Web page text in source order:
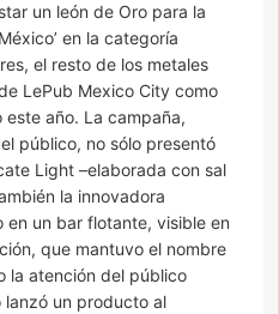
un león de Oro para la
en la categoría
el resto de los metales
LePub Mexico City como
año. La campaña,
público, no sólo presentó
Light –elaborada con sal
la innovadora
un bar flotante, visible en
que mantuvo el nombre
la atención del público
lanzó un producto al